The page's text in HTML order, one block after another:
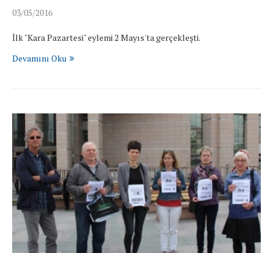
03/05/2016
İlk "Kara Pazartesi" eylemi 2 Mayıs'ta gerçekleşti.
Devamını Oku